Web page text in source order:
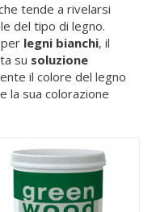
tende a rivelarsi
del tipo di legno.
legni bianchi, il
su soluzione
il colore del legno
la sua colorazione